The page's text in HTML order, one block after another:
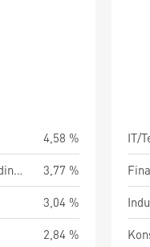
4,58 %
Seagate Technolog.Holdings PLC
3,77 %
3,04 %
2,84 %
IT/